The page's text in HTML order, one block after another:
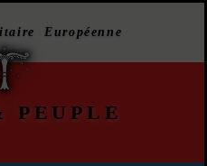
Européenne
PEUPLE